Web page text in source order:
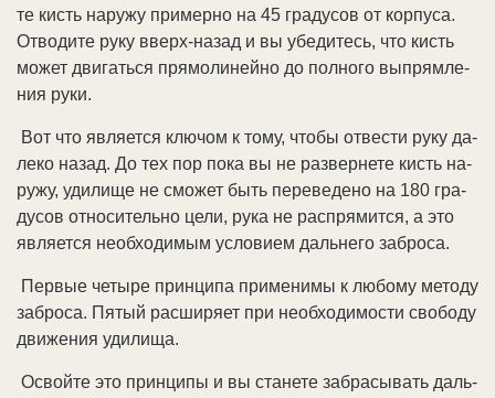
те кисть на­ру­жу при­мер­но на 45 гра­ду­сов от кор­пу­са.
От­во­ди­те ру­ку вверх-на­зад и вы убе­ди­тесь, что кисть
мо­жет дви­гать­ся пря­мо­ли­ней­но до пол­но­го вы­прям­ле­
ния ру­ки.
Вот что яв­ля­ет­ся клю­чом к то­му, что­бы от­вес­ти ру­ку да­
ле­ко на­зад. До тех пор по­ка вы не раз­вер­не­те кисть на­
ру­жу, уди­ли­ще не смо­жет быть пе­ре­ве­де­но на 180 гра­
ду­сов от­но­си­тель­но це­ли, ру­ка не рас­пря­мит­ся, а это
яв­ля­ет­ся не­об­хо­ди­мым ус­ло­ви­ем даль­не­го за­бро­са.
Пер­вые че­ты­ре прин­ци­па при­ме­ни­мы к лю­бо­му ме­то­ду
за­бро­са. Пя­тый рас­ши­ря­ет при не­об­хо­ди­мо­сти сво­бо­ду
дви­же­ния уди­ли­ща.
Ос­вой­те это прин­ци­пы и вы ста­не­те за­бра­сы­вать даль­